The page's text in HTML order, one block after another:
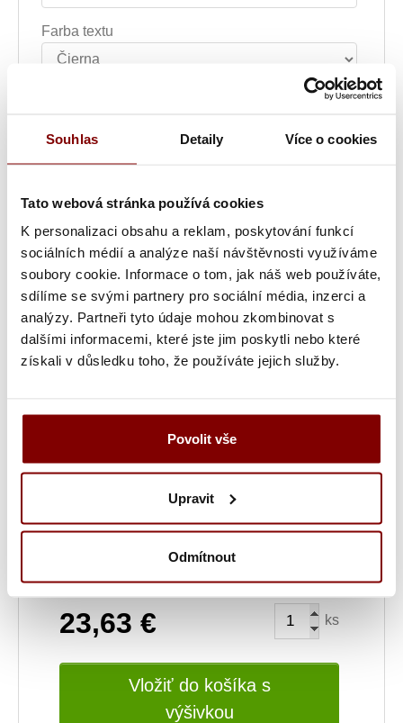
Souhlas Detaily Více o cookies
Tato webová stránka používá cookies
K personalizaci obsahu a reklam, poskytování funkcí
sociálních médií a analýze naší návštěvnosti využíváme
soubory cookie. Informace o tom, jak náš web používáte,
sdílíme se svými partnery pro sociální média, inzerci a
analýzy. Partneři tyto údaje mohou zkombinovat s
dalšími informacemi, které jste jim poskytli nebo které
získali v důsledku toho, že používáte jejich služby.
Povolit vše
Upravit
Odmítnout
Farba textu
Text výšivky
Poznámka k výšivke
Grafická úprava loga a vyšití + 29.59€
Vyšitie loga + 5.10€
Grafická úprava a vyšitie (logo + text) + 34.69€
Vyšitie loga a textu (bez grafickej úpravy) +
23,63 € ks
Vložiť do košíka s
výšivkou